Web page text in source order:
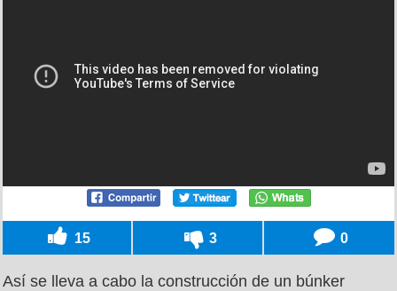
15 3 0
Así se lleva a cabo la construcción de un búnker